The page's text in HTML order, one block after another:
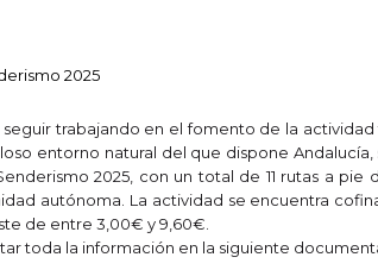
2025
trabajando en el fomento de la
entorno natural del que dispone
2025, con un total de 11 rutas a
autónoma. La actividad se encuentra
de entre 3,00€ y 9,60€.
toda la información en la siguiente